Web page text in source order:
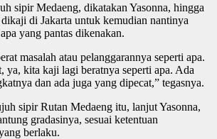
sipir Medaeng, dikatakan Yasonna, hingga
di Jakarta untuk kemudian nantinya
yang pantas dikenakan.
masalah atau pelanggarannya seperti apa.
ya, kita kaji lagi beratnya seperti apa. Ada
dan ada juga yang dipecat,” tegasnya.
sipir Rutan Medaeng itu, lanjut Yasonna,
gradasinya, sesuai ketentuan
berlaku.